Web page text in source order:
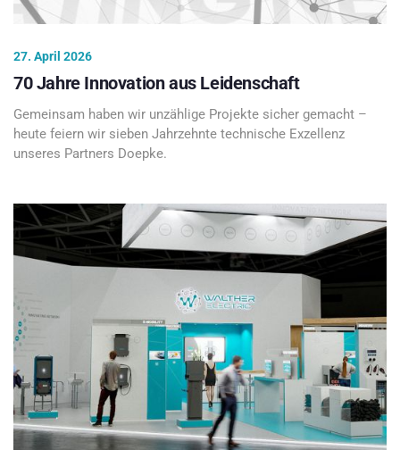
27. April 2026
70 Jahre Innovation aus Leidenschaft
Gemeinsam haben wir unzählige Projekte sicher gemacht –
heute feiern wir sieben Jahrzehnte technische Exzellenz
unseres Partners Doepke.